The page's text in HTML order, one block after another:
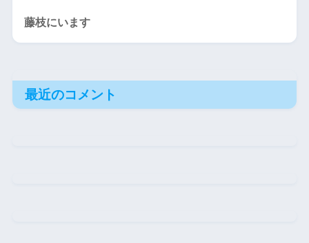
藤枝にいます
最近のコメント